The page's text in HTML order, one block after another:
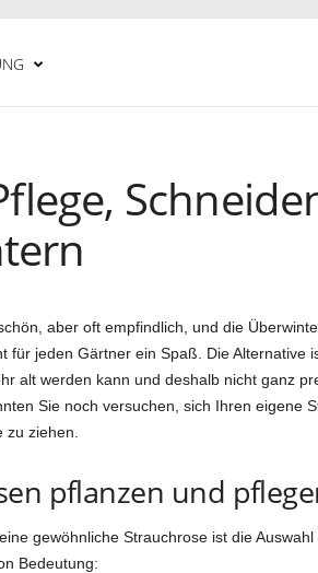
aber oft empfindlich, und die
für jeden Gärtner ein Spaß. Die Alternative
alt werden kann und deshalb nicht ganz
Sie noch versuchen, sich Ihren eigene
zu ziehen.
pflanzen und
gewöhnliche Strauchrose ist die
Bedeutung: